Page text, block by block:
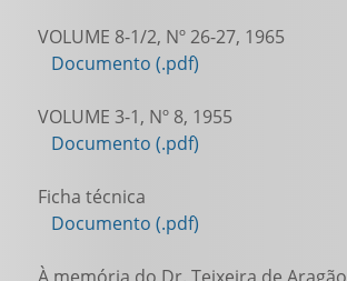
VOLUME 8-1/2, Nº 26-27, 1965
Documento (.pdf)
VOLUME 3-1, Nº 8, 1955
Documento (.pdf)
Ficha técnica
Documento (.pdf)